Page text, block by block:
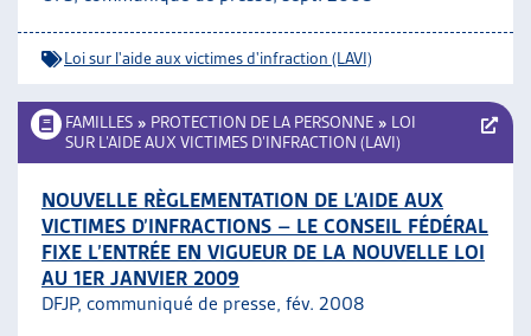
Loi sur l'aide aux victimes d'infraction (LAVI)
FAMILLES » PROTECTION DE LA PERSONNE » LOI
SUR L’AIDE AUX VICTIMES D’INFRACTION (LAVI)
NOUVELLE RÈGLEMENTATION DE L’AIDE AUX
VICTIMES D’INFRACTIONS – LE CONSEIL FÉDÉRAL
FIXE L’ENTRÉE EN VIGUEUR DE LA NOUVELLE LOI
AU 1ER JANVIER 2009
DFJP, communiqué de presse, fév. 2008